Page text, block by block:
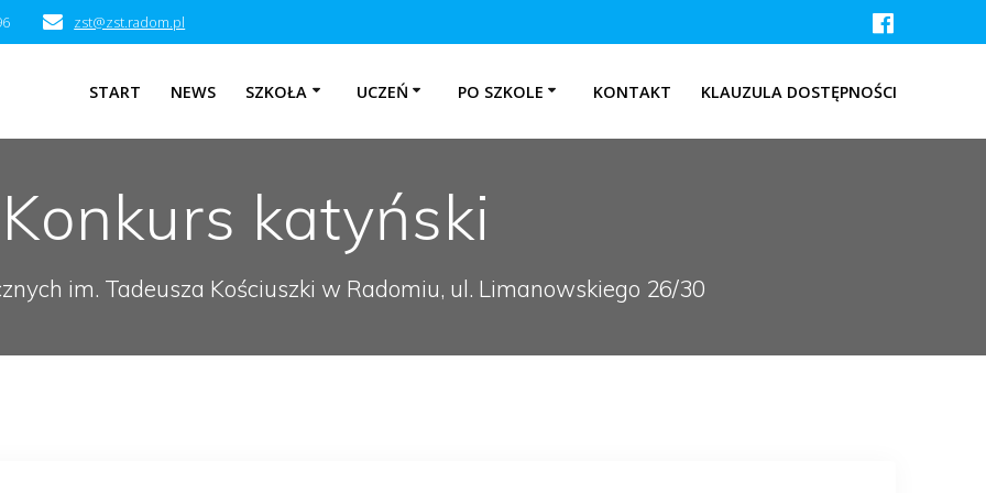
zst@zst.radom.pl
START NEWS SZKOŁA UCZEŃ PO SZKOLE KONTAKT KLAUZULA DOSTĘPNOŚCI
Konkurs katyński
im. Tadeusza Kościuszki w Radomiu, ul. Limanowskiego 26/30